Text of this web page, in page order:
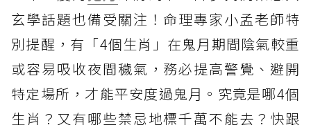
玄學話題也備受關注！命理專家小孟老師特
別提醒，有「4個生肖」在鬼月期間陰氣較重
或容易吸收夜間穢氣，務必提高警覺、避開
特定場所，才能平安度過鬼月。究竟是哪4個
生肖？又有哪些禁忌地標千萬不能去？快跟